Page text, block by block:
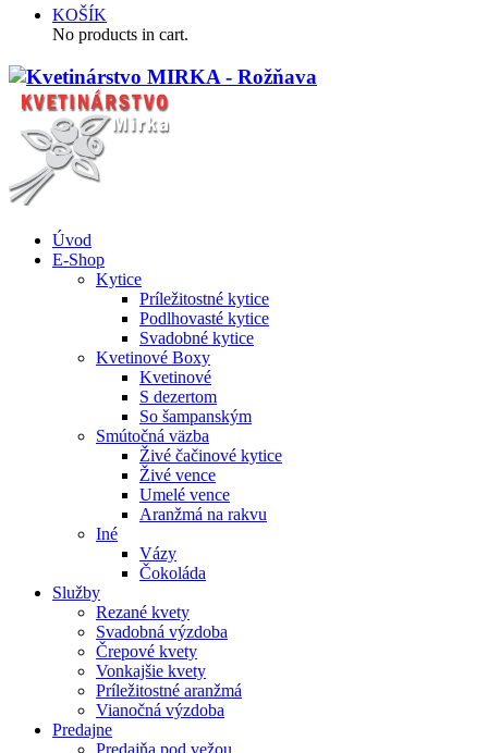
KOŠÍK
No products in cart.
Úvod
E-Shop
Kytice
Príležitostné kytice
Podlhovasté kytice
Svadobné kytice
Kvetinové Boxy
Kvetinové
S dezertom
So šampanským
Smútočná väzba
Živé čačinové kytice
Živé vence
Umelé vence
Aranžmá na rakvu
Iné
Vázy
Čokoláda
Služby
Rezané kvety
Svadobná výzdoba
Črepové kvety
Vonkajšie kvety
Príležitostné aranžmá
Vianočná výzdoba
Predajne